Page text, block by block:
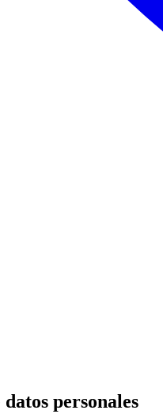
personales